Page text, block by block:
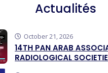
Actualités
October 21, 2026
14TH PAN ARAB
RADIOLOGICAL